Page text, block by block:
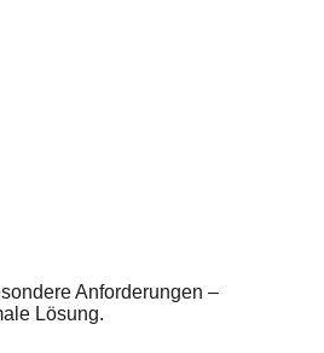
Anforderungen –
Lösung.